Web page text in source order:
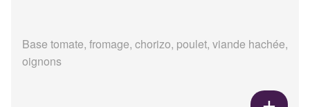
Base tomate, fromage, chorizo, poulet, viande hachée,
oignons